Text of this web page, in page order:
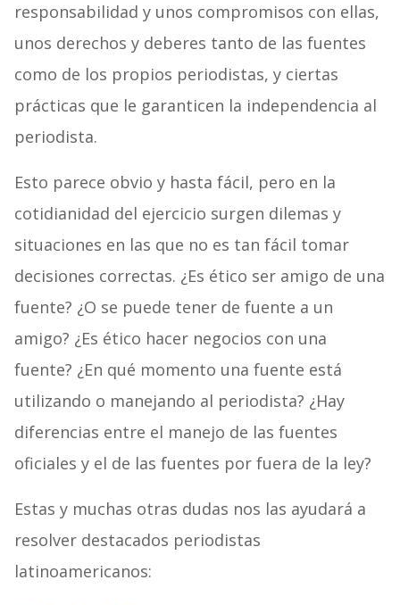
responsabilidad y unos compromisos con ellas,
unos derechos y deberes tanto de las fuentes
como de los propios periodistas, y ciertas
prácticas que le garanticen la independencia al
periodista.
Esto parece obvio y hasta fácil, pero en la
cotidianidad del ejercicio surgen dilemas y
situaciones en las que no es tan fácil tomar
decisiones correctas. ¿Es ético ser amigo de una
fuente? ¿O se puede tener de fuente a un
amigo? ¿Es ético hacer negocios con una
fuente? ¿En qué momento una fuente está
utilizando o manejando al periodista? ¿Hay
diferencias entre el manejo de las fuentes
oficiales y el de las fuentes por fuera de la ley?
Estas y muchas otras dudas nos las ayudará a
resolver destacados periodistas
latinoamericanos: